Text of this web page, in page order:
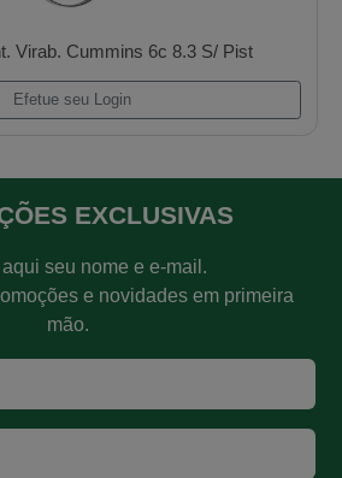
Efetue seu Login
EXCLUSIVAS
seu nome e e-mail.
e novidades em primeira
mão.